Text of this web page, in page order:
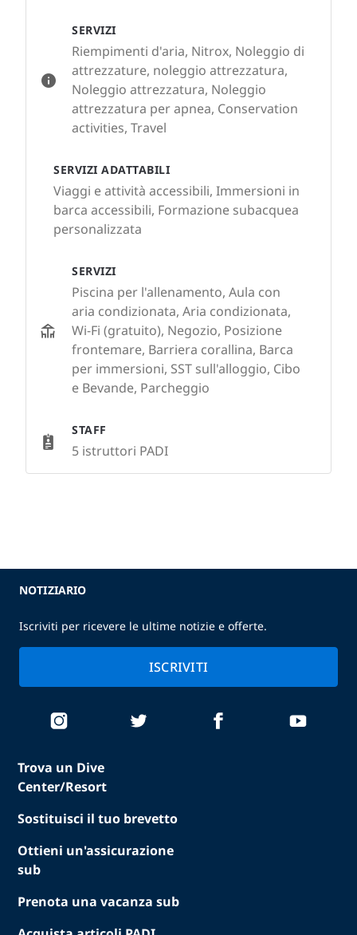
SERVIZI
Riempimenti d'aria, Nitrox, Noleggio di
attrezzature, noleggio attrezzatura,
Noleggio attrezzatura, Noleggio
attrezzatura per apnea, Conservation
activities, Travel
SERVIZI ADATTABILI
Viaggi e attività accessibili, Immersioni in
barca accessibili, Formazione subacquea
personalizzata
SERVIZI
Piscina per l'allenamento, Aula con
aria condizionata, Aria condizionata,
Wi-Fi (gratuito), Negozio, Posizione
frontemare, Barriera corallina, Barca
per immersioni, SST sull'alloggio, Cibo
e Bevande, Parcheggio
STAFF
5 istruttori PADI
Trova un Dive
Center/Resort
Sostituisci il tuo brevetto
Ottieni un'assicurazione
sub
Prenota una vacanza sub
NOTIZIARIO
Iscriviti per ricevere le ultime notizie e offerte.
ISCRIVITI